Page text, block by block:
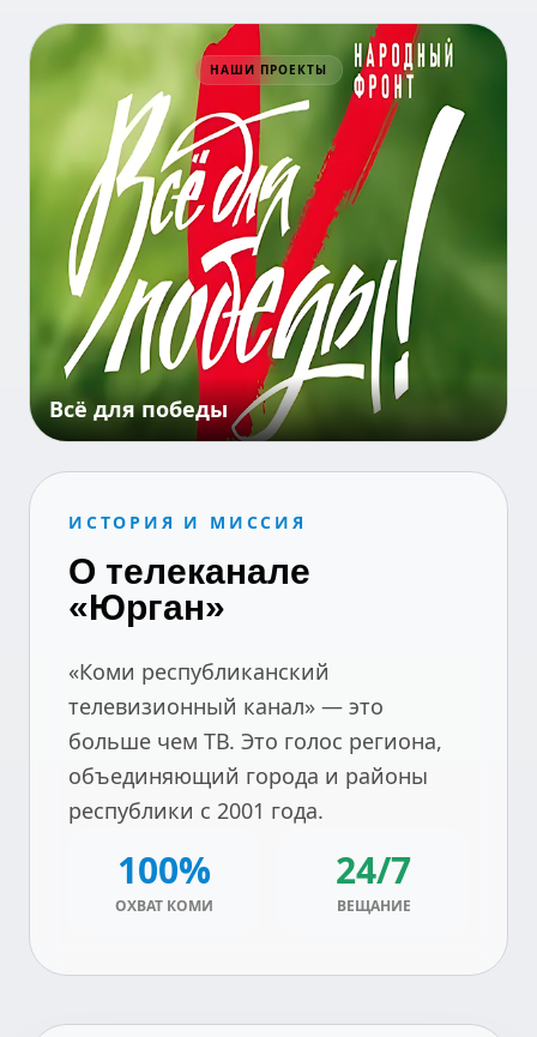
НАШИ ПРОЕКТЫ
ИСТОРИЯ И МИССИЯ
О телеканале
«Юрган»
«Коми республиканский
телевизионный канал» — это
больше чем ТВ. Это голос региона,
объединяющий города и районы
республики с 2001 года.
100%
ОХВАТ КОМИ
24/7
ВЕЩАНИЕ